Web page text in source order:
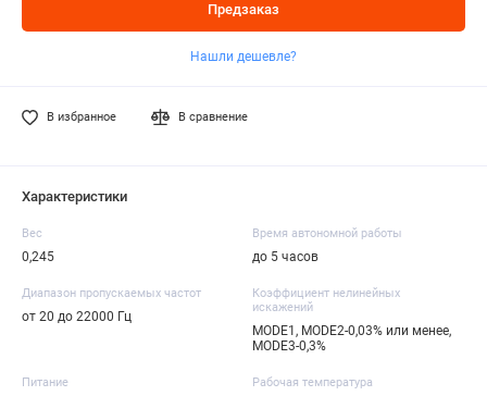
Предзаказ
Нашли дешевле?
В избранное В сравнение
Характеристики
Вес
0,245
Время автономной работы
до 5 часов
Диапазон пропускаемых частот
от 20 до 22000 Гц
Коэффициент нелинейных
искажений
MODE1, MODE2-0,03% или менее,
MODE3-0,3%
Питание Рабочая температура